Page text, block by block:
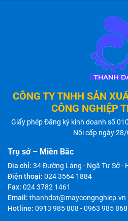
CÔNG TY TNHH SẢN
CÔNG NGHIỆP
Giấy phép Đăng ký kinh doanh số
Nội cấp ngày
Trụ sở – Miền Bắc
Địa chỉ: 34 Đường Láng - Ngã Tư Sở -
Điện thoại: 024 3564 1884
Fax: 024 3782 1461
Email: thanhdat@maycongnghiep.vn
Hotline: 0913 985 808 -0963 985 868